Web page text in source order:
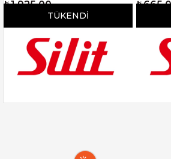
TÜKENDI
₺1.925,00